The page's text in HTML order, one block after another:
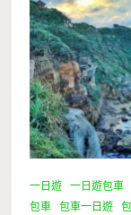
一日遊 一日遊包車
包車
包車一日遊